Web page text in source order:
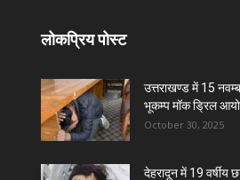
लोकप्रिय पोस्ट
उत्तराखण्ड में 15
भूकम्प मॉक ड्रिल
October 30, 2025
देहरादून में 19 वर्षीय